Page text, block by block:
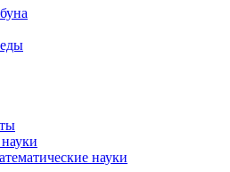
науки